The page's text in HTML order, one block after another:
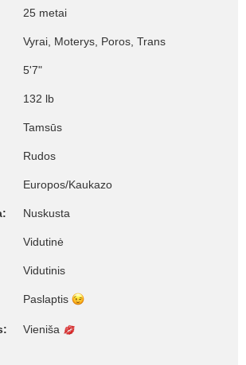
25 metai
Vyrai, Moterys, Poros, Trans
5'7"
132 lb
Tamsūs
Rudos
Europos/Kaukazo
Nuskusta
Vidutinė
Vidutinis
Paslaptis
Vieniša